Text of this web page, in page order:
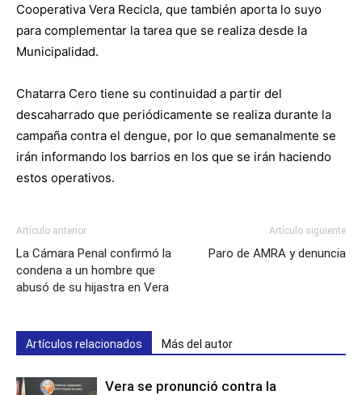
Cooperativa Vera Recicla, que también aporta lo suyo
para complementar la tarea que se realiza desde la
Municipalidad.
Chatarra Cero tiene su continuidad a partir del
descaharrado que periódicamente se realiza durante la
campaña contra el dengue, por lo que semanalmente se
irán informando los barrios en los que se irán haciendo
estos operativos.
Artículo anterior
La Cámara Penal confirmó la
condena a un hombre que
abusó de su hijastra en Vera
Artículo siguiente
Paro de AMRA y denuncia
Artículos relacionados Más del autor
Vera se pronunció contra la